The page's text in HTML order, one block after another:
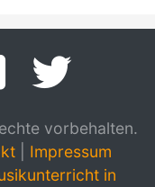
vorbehalten.
Impressum
in